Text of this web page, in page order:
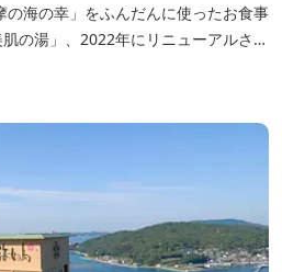
の海の幸」をふんだんに使ったお食事
の湯」、2022年にリニューアルされ
部屋】 近年リニュ
で、親子3世代で楽しめるお部屋に
ャンビューで雄大な鳥羽湾を一望で